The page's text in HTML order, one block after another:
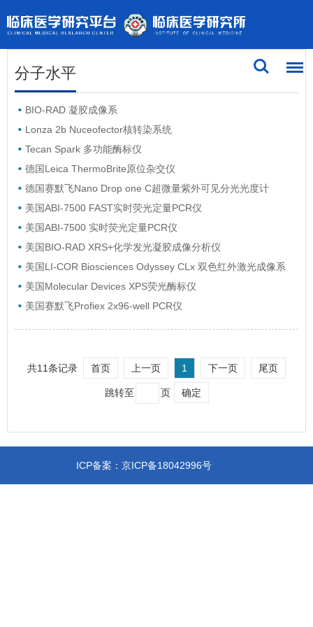
分子水平
BIO-RAD 凝胶成像系
Lonza 2b Nuceofector核转染系统
Tecan Spark 多功能酶标仪
德国Leica ThermoBrite原位杂交仪
德国赛默飞Nano Drop one C超微量紫外可见分光光度计
美国ABI-7500 FAST实时荧光定量PCR仪
美国ABI-7500 实时荧光定量PCR仪
美国BIO-RAD XRS+化学发光凝胶成像分析仪
美国LI-COR Biosciences Odyssey CLx 双色红外激光成像系
统
美国Molecular Devices XPS荧光酶标仪
美国赛默飞Profiex 2x96-well PCR仪
共11条记录 首页 上一页 1 下一页 尾页
跳转至 页 确定
ICP备案：京ICP备18042996号